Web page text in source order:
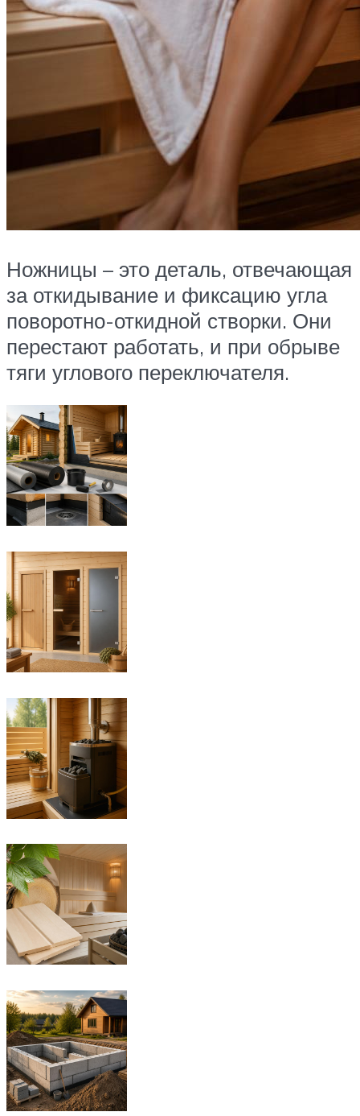
Ножницы – это деталь, отвечающая
за откидывание и фиксацию угла
поворотно-откидной створки. Они
перестают работать, и при обрыве
тяги углового переключателя.